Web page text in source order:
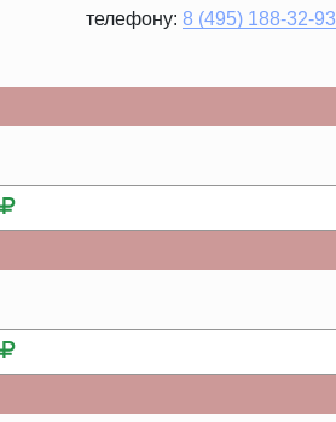
телефону: 8 (495) 188-32-93